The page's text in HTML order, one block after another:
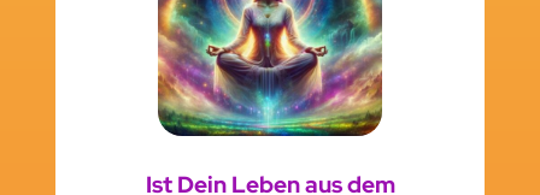
Ist Dein Leben aus dem